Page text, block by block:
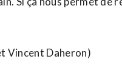
Vincent Daheron)